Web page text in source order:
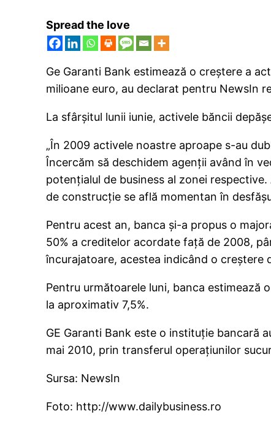
Spread the love
Ge Garanti Bank estimează o creştere a
milioane euro, au declarat pentru NewsIn
La sfârşitul lunii iunie, activele băncii
„În 2009 activele noastre aproape s-au
Încercăm să deschidem agenţii având în
potenţialul de business al zonei
de construcţie se află momentan în
Pentru acest an, banca şi-a propus o
50% a creditelor acordate faţă de 2008,
încurajatoare, acestea indicând o creştere
Pentru următoarele luni, banca estimează
la aproximativ 7,5%.
GE Garanti Bank este o instituţie bancară
mai 2010, prin transferul operaţiunilor
Sursa: NewsIn
Foto: http://www.dailybusiness.ro